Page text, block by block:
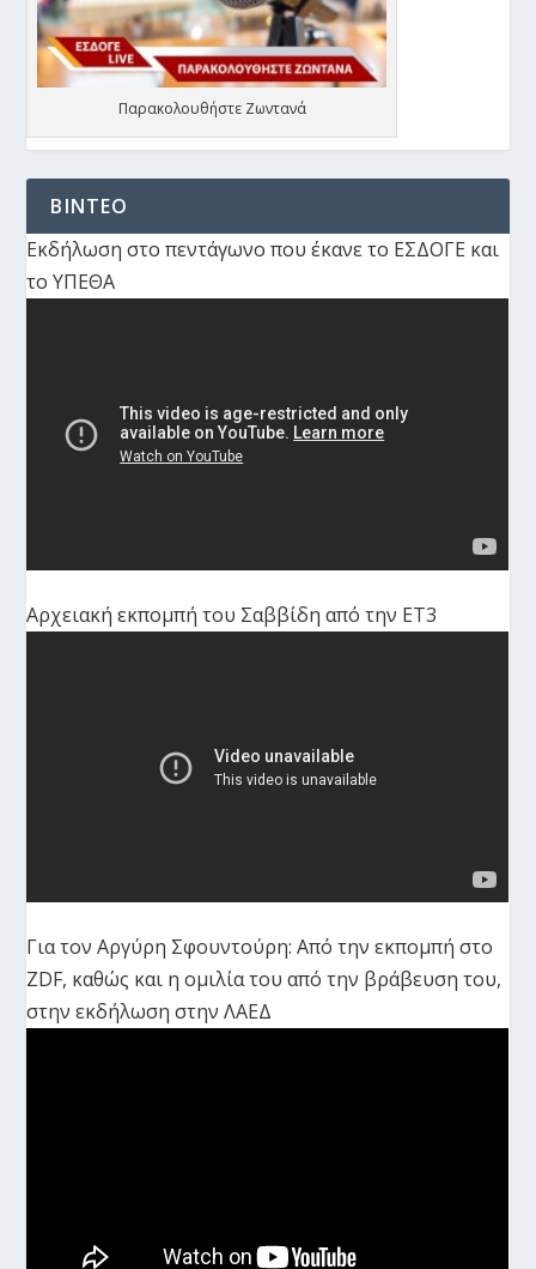
Παρακολουθήστε Ζωντανά
ΒΙΝΤΕΟ
Εκδήλωση στο πεντάγωνο που έκανε το ΕΣΔΟΓΕ και
το ΥΠΕΘΑ
Αρχειακή εκπομπή του Σαββίδη από την ΕΤ3
Για τον Αργύρη Σφουντούρη: Από την εκπομπή στο
ZDF, καθώς και η ομιλία του από την βράβευση του,
στην εκδήλωση στην ΛΑΕΔ